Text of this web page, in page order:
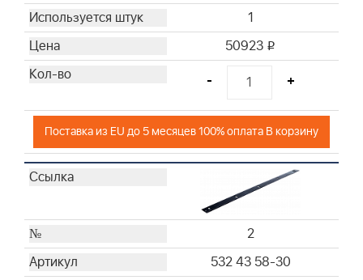
1
50923 i
- +
Поставка из EU до 5 месяцев 100% оплата В корзину
2
532 43 58-30